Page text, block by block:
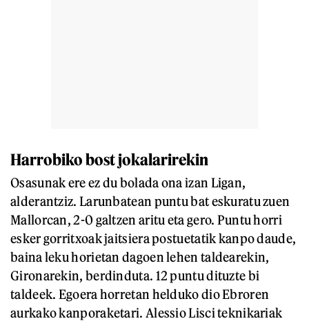
Harrobiko bost jokalarirekin
Osasunak ere ez du bolada ona izan Ligan,
alderantziz. Larunbatean puntu bat eskuratu zuen
Mallorcan, 2-0 galtzen aritu eta gero. Puntu horri
esker gorritxoak jaitsiera postuetatik kanpo daude,
baina leku horietan dagoen lehen taldearekin,
Gironarekin, berdinduta. 12 puntu dituzte bi
taldeek. Egoera horretan helduko dio Ebroren
aurkako kanporaketari. Alessio Lisci teknikariak